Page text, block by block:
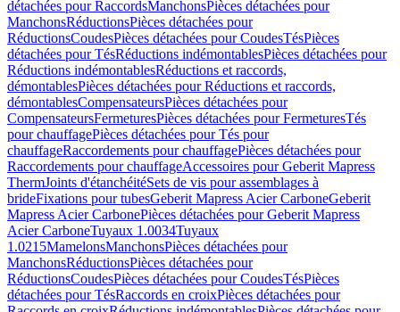
détachées pour RaccordsManchonsPièces détachées pour
ManchonsRéductionsPièces détachées pour
RéductionsCoudesPièces détachées pour CoudesTésPièces
détachées pour TésRéductions indémontablesPièces détachées pour
Réductions indémontablesRéductions et raccords,
démontablesPièces détachées pour Réductions et raccords,
démontablesCompensateursPièces détachées pour
CompensateursFermeturesPièces détachées pour FermeturesTés
pour chauffagePièces détachées pour Tés pour
chauffageRaccordements pour chauffagePièces détachées pour
Raccordements pour chauffageAccessoires pour Geberit Mapress
ThermJoints d'étanchéitéSets de vis pour assemblages à
brideFixations pour tubesGeberit Mapress Acier CarboneGeberit
Mapress Acier CarbonePièces détachées pour Geberit Mapress
Acier CarboneTuyaux 1.0034Tuyaux
1.0215MamelonsManchonsPièces détachées pour
ManchonsRéductionsPièces détachées pour
RéductionsCoudesPièces détachées pour CoudesTésPièces
détachées pour TésRaccords en croixPièces détachées pour